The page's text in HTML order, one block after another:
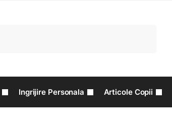
Ingrijire Personala Articole Copii